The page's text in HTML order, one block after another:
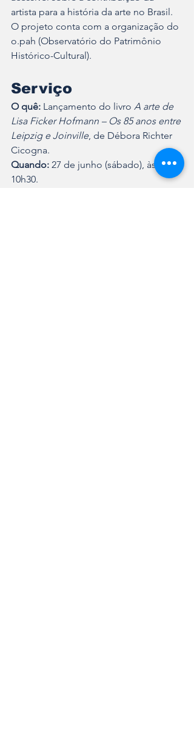
artista para a história da arte no Brasil.
O projeto conta com a organização do
o.pah (Observatório do Patrimônio
Histórico-Cultural).
Serviço
O quê: Lançamento do livro A arte de
Lisa Ficker Hofmann – Os 85 anos entre
Leipzig e Joinville, de Débora Richter
Cicogna.
Quando: 27 de junho (sábado), às
10h30.